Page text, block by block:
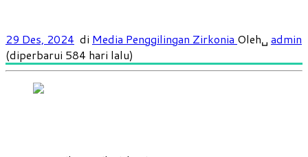
29 Des, 2024 di Media Penggilingan Zirkonia Oleh␣ admin
(diperbarui 584 hari lalu)